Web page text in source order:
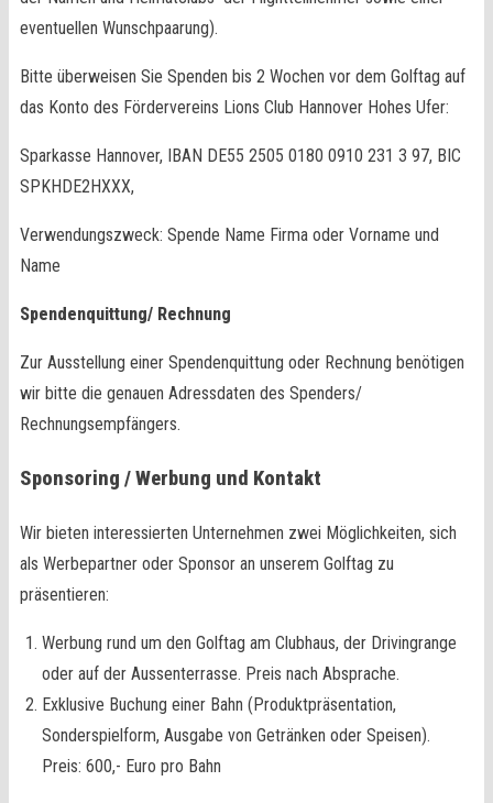
eventuellen Wunschpaarung).
Bitte überweisen Sie Spenden bis 2 Wochen vor dem Golftag auf
das Konto des Fördervereins Lions Club Hannover Hohes Ufer:
Sparkasse Hannover, IBAN DE55 2505 0180 0910 231 3 97, BIC
SPKHDE2HXXX,
Verwendungszweck: Spende Name Firma oder Vorname und
Name
Spendenquittung/ Rechnung
Zur Ausstellung einer Spendenquittung oder Rechnung benötigen
wir bitte die genauen Adressdaten des Spenders/
Rechnungsempfängers.
Sponsoring / Werbung und Kontakt
Wir bieten interessierten Unternehmen zwei Möglichkeiten, sich
als Werbepartner oder Sponsor an unserem Golftag zu
präsentieren:
Werbung rund um den Golftag am Clubhaus, der Drivingrange
oder auf der Aussenterrasse. Preis nach Absprache.
Exklusive Buchung einer Bahn (Produktpräsentation,
Sonderspielform, Ausgabe von Getränken oder Speisen).
Preis: 600,- Euro pro Bahn